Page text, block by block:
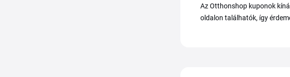
Az Otthonshop kuponok
oldalon találhatók, így